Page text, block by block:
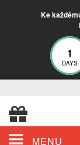
Ke
1
DAYS
MENU